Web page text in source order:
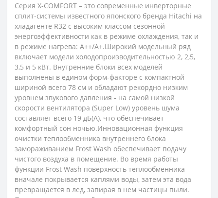
Серия X-COMFORT – это современные инверторные
сплит-системы известного японского бренда Hitachi на
хладагенте R32 с высоким классом сезонной
энергоэффективности как в режиме охлаждения, так и
в режиме нагрева: А++/A+.Широкий модельный ряд
включает модели холодопроизводительностью 2, 2,5,
3,5 и 5 кВт. Внутренние блоки всех моделей
выполнены в едином форм-факторе с компактной
шириной всего 78 см и обладают рекордно низким
уровнем звукового давления - на самой низкой
скорости вентилятора (Super Low) уровень шума
составляет всего 19 дБ(А), что обеспечивает
комфортный сон ночью.Инновационная функция
очистки теплообменника внутреннего блока
замораживанием Frost Wash обеспечивает подачу
чистого воздуха в помещение. Во время работы
функции Frost Wash поверхность теплообменника
вначале покрывается каплями воды, затем эта вода
превращается в лед, запирая в нем частицы пыли.